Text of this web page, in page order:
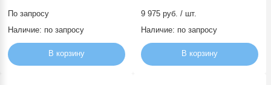
По запросу
Наличие: по запросу
В корзину
9 975 руб. / шт.
Наличие: по запросу
В корзину